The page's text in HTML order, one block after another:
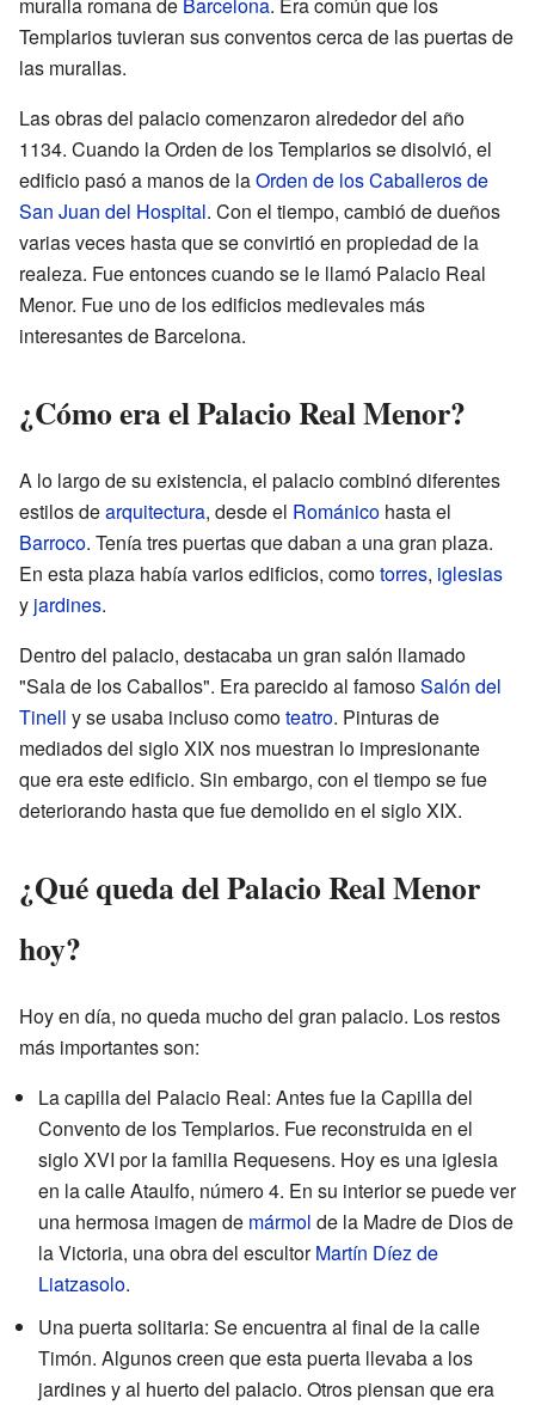
Templarios tuvieran sus conventos cerca de las puertas de
las murallas.
Las obras del palacio comenzaron alrededor del año
1134. Cuando la Orden de los Templarios se disolvió, el
edificio pasó a manos de laOrden de los Caballeros de
San Juan del Hospital. Con el tiempo, cambió de dueños
varias veces hasta que se convirtió en propiedad de la
realeza. Fue entonces cuando se le llamó Palacio Real
Menor. Fue uno de los edificios medievales más
interesantes de Barcelona.
¿Cómo era el Palacio Real Menor?
A lo largo de su existencia, el palacio combinó diferentes
estilos dearquitectura, desde el Románico hasta el
Barroco. Tenía tres puertas que daban a una gran plaza.
En esta plaza había varios edificios, comotorres, iglesias
y jardines.
Dentro del palacio, destacaba un gran salón llamado
"Sala de los Caballos". Era parecido al famosoSalón del
Tinell y se usaba incluso comoteatro. Pinturas de
mediados del siglo XIX nos muestran lo impresionante
que era este edificio. Sin embargo, con el tiempo se fue
deteriorando hasta que fue demolido en el siglo XIX.
¿Qué queda del Palacio Real Menor
hoy?
Hoy en día, no queda mucho del gran palacio. Los restos
más importantes son:
La capilla del Palacio Real: Antes fue la Capilla del
Convento de los Templarios. Fue reconstruida en el
siglo XVI por la familia Requesens. Hoy es una iglesia
en la calle Ataulfo, número 4. En su interior se puede ver
una hermosa imagen de mármol de la Madre de Dios de
la Victoria, una obra del escultorMartín Díez de
Liatzasolo.
Una puerta solitaria: Se encuentra al final de la calle
Timón. Algunos creen que esta puerta llevaba a los
jardines y al huerto del palacio. Otros piensan que era